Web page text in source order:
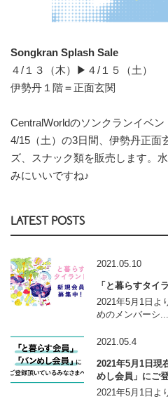
Songkran Splash Sale
４/１３（木）▶４/１５（土）
伊勢丹１階＝正面玄関
CentralWorldのソンクランイベ
4/15（土）の3日間、伊勢丹正面
ズ、スナック類を販売します。
みにいいですね♪
LATEST POSTS
2021.05.10
「と暮らすタイ
2021年5月1日よ
めのメンバーシ...
2021.05.4
2021年5月1日現
めし会員」にご
2021年5月1日よ